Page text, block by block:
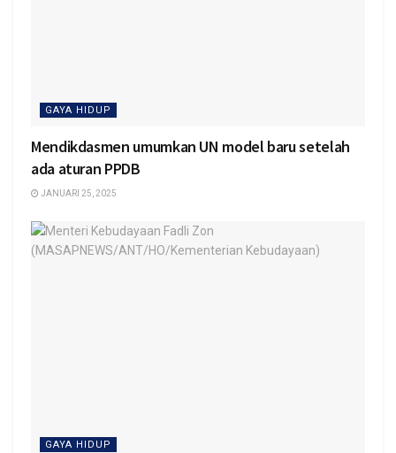
GAYA HIDUP
Mendikdasmen umumkan UN model baru setelah
ada aturan PPDB
JANUARI 25, 2025
GAYA HIDUP